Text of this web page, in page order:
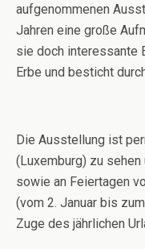
aufgenommenen
Jahren eine große
sie doch interessante
Erbe und besticht
Die Ausstellung ist
(Luxemburg) zu
sowie an Feiertagen
(vom 2. Januar bis
Zuge des jährlichen